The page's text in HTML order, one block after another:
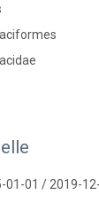
01-01 / 2019-